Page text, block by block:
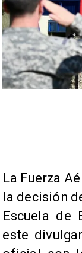
La Fuerza
la decisión
Escuela de
este